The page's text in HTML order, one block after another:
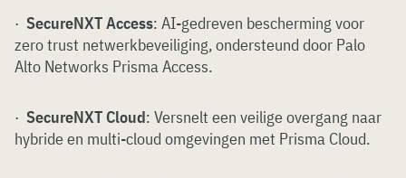
· SecureNXT Access: AI-gedreven bescherming voor
zero trust netwerkbeveiliging, ondersteund door Palo
Alto Networks Prisma Access.
· SecureNXT Cloud: Versnelt een veilige overgang naar
hybride en multi-cloud omgevingen met Prisma Cloud.